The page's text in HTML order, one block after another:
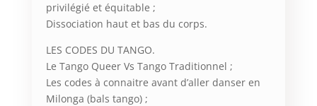
privilégié et équitable ;
Dissociation haut et bas du corps.
LES CODES DU TANGO.
Le Tango Queer Vs Tango Traditionnel ;
Les codes à connaitre avant d’aller danser en
Milonga (bals tango) ;